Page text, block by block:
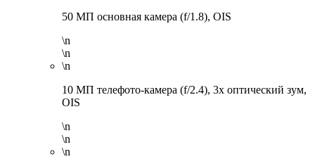
50 МП основная камера (f/1.8), OIS
\n
\n
\n
10 МП телефото-камера (f/2.4), 3x оптический зум,
OIS
\n
\n
\n